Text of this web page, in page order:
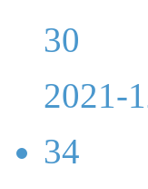
30
2021-
34